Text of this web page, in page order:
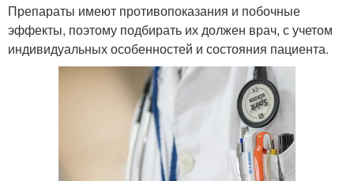
Препараты имеют противопоказания и побочные
эффекты, поэтому подбирать их должен врач, с учетом
индивидуальных особенностей и состояния пациента.